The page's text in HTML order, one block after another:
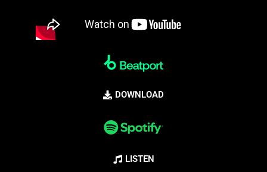
DOWNLOAD
LISTEN